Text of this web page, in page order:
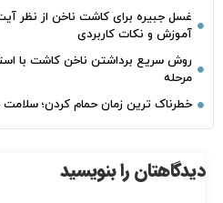
غسل جبیره برای کاشت ناخن از نظر آیت
آموزش و نکات کاربردی
روش سریع برداشتن ناخن کاشت با
مرحله
خطرناک‌ ترین زمان‌ حمام کردن؛ سلامت
دیدگاهتان را بنویسید